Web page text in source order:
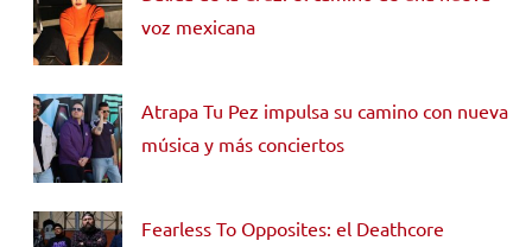
voz mexicana
Atrapa Tu Pez impulsa su camino con nueva
música y más conciertos
Fearless To Opposites: el Deathcore